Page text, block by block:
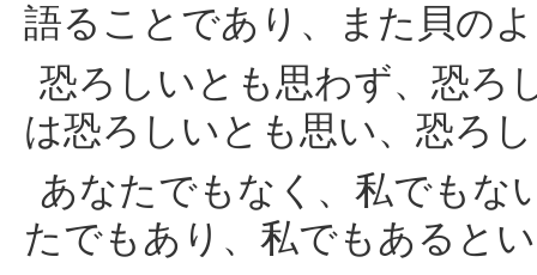
語ることであり、また貝の
恐ろしいとも思わず、恐ろ
は恐ろしいとも思い、恐ろ
あなたでもなく、私でもな
たでもあり、私でもあると